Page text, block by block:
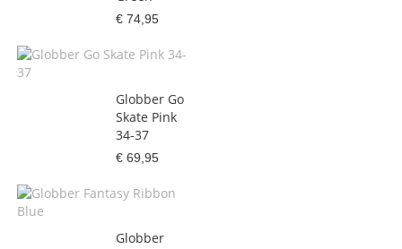
€ 74,95
Globber Go
Skate Pink
34-37
€ 69,95
Globber